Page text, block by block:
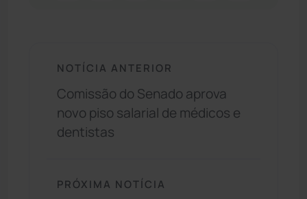
NOTÍCIA ANTERIOR
Comissão do Senado aprova
novo piso salarial de médicos e
dentistas
PRÓXIMA NOTÍCIA